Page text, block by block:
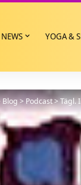
NEWS YOGA &
Blog>Podcast>Tägl.